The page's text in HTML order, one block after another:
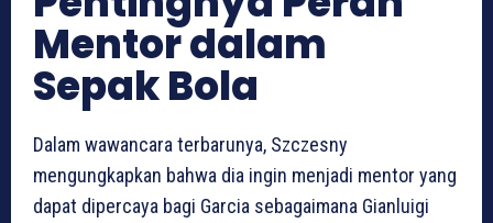
Mentor dalam
Sepak Bola
Dalam wawancara terbarunya, Szczesny
mengungkapkan bahwa dia ingin menjadi mentor yang
dapat dipercaya bagi Garcia sebagaimana Gianluigi